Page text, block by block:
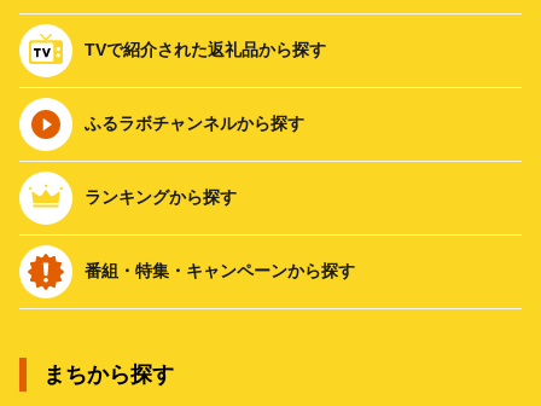
TVで紹介された返礼品から探す
ふるラボチャンネルから探す
ランキングから探す
番組・特集・キャンペーンから探す
まちから探す